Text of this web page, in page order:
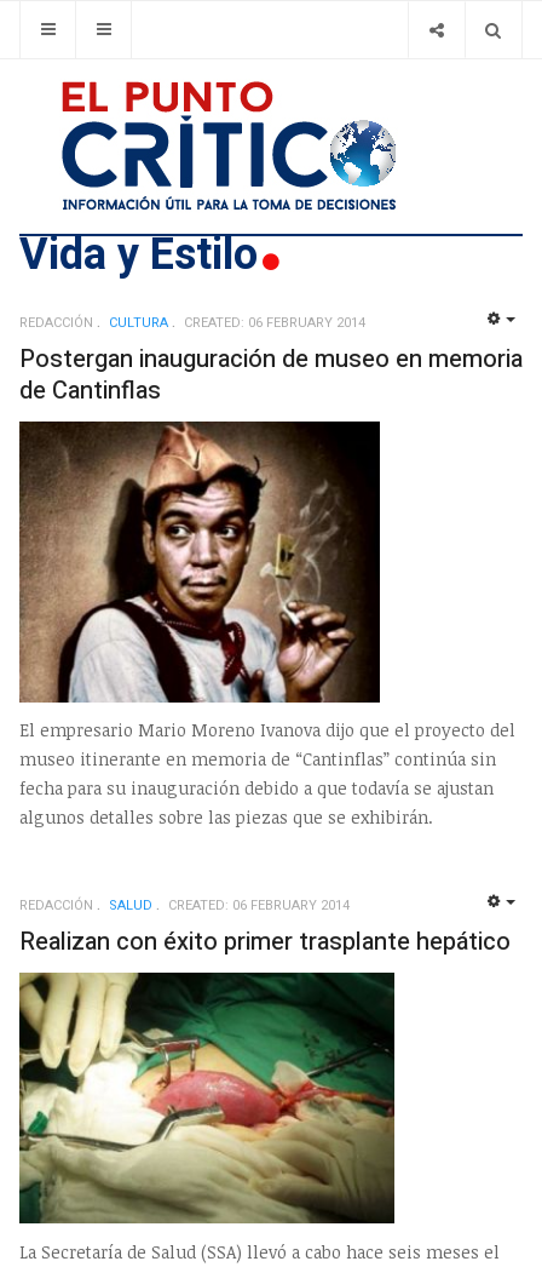
Vida y Estilo
REDACCIÓN CULTURA CREATED: 06 FEBRUARY 2014
Postergan inauguración de museo en memoria
de Cantinflas
El empresario Mario Moreno Ivanova dijo que el proyecto del
museo itinerante en memoria de “Cantinflas” continúa sin
fecha para su inauguración debido a que todavía se ajustan
algunos detalles sobre las piezas que se exhibirán.
REDACCIÓN SALUD CREATED: 06 FEBRUARY 2014
Realizan con éxito primer trasplante hepático
La Secretaría de Salud (SSA) llevó a cabo hace seis meses el